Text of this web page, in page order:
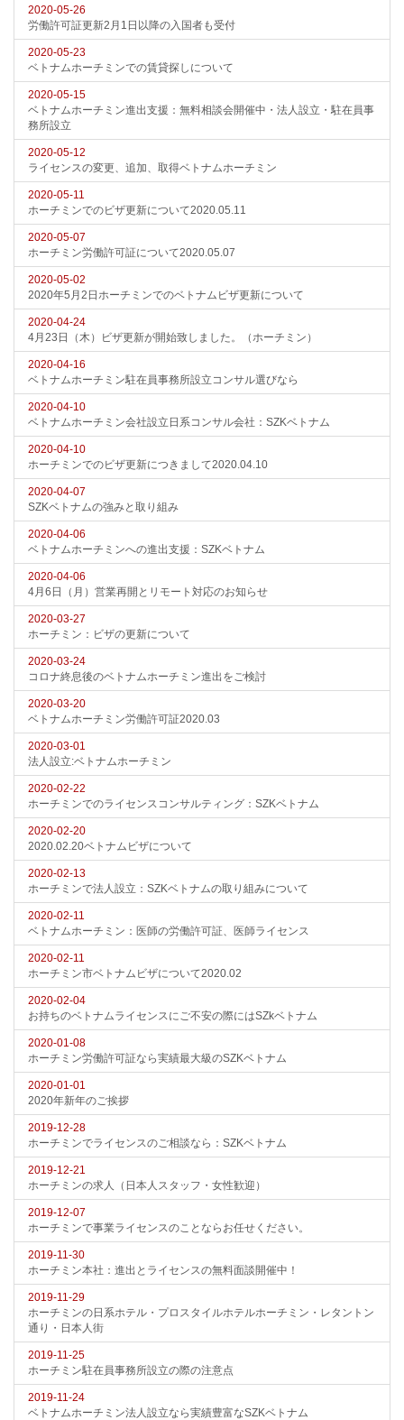
2020-05-26
労働許可証更新2月1日以降の入国者も受付
2020-05-23
ベトナムホーチミンでの賃貸探しについて
2020-05-15
ベトナムホーチミン進出支援：無料相談会開催中・法人設立・駐在員事
務所設立
2020-05-12
ライセンスの変更、追加、取得ベトナムホーチミン
2020-05-11
ホーチミンでのビザ更新について2020.05.11
2020-05-07
ホーチミン労働許可証について2020.05.07
2020-05-02
2020年5月2日ホーチミンでのベトナムビザ更新について
2020-04-24
4月23日（木）ビザ更新が開始致しました。（ホーチミン）
2020-04-16
ベトナムホーチミン駐在員事務所設立コンサル選びなら
2020-04-10
ベトナムホーチミン会社設立日系コンサル会社：SZKベトナム
2020-04-10
ホーチミンでのビザ更新につきまして2020.04.10
2020-04-07
SZKベトナムの強みと取り組み
2020-04-06
ベトナムホーチミンへの進出支援：SZKベトナム
2020-04-06
4月6日（月）営業再開とリモート対応のお知らせ
2020-03-27
ホーチミン：ビザの更新について
2020-03-24
コロナ終息後のベトナムホーチミン進出をご検討
2020-03-20
ベトナムホーチミン労働許可証2020.03
2020-03-01
法人設立:ベトナムホーチミン
2020-02-22
ホーチミンでのライセンスコンサルティング：SZKベトナム
2020-02-20
2020.02.20ベトナムビザについて
2020-02-13
ホーチミンで法人設立：SZKベトナムの取り組みについて
2020-02-11
ベトナムホーチミン：医師の労働許可証、医師ライセンス
2020-02-11
ホーチミン市ベトナムビザについて2020.02
2020-02-04
お持ちのベトナムライセンスにご不安の際にはSZkベトナム
2020-01-08
ホーチミン労働許可証なら実績最大級のSZKベトナム
2020-01-01
2020年新年のご挨拶
2019-12-28
ホーチミンでライセンスのご相談なら：SZKベトナム
2019-12-21
ホーチミンの求人（日本人スタッフ・女性歓迎）
2019-12-07
ホーチミンで事業ライセンスのことならお任せください。
2019-11-30
ホーチミン本社：進出とライセンスの無料面談開催中！
2019-11-29
ホーチミンの日系ホテル・プロスタイルホテルホーチミン・レタントン
通り・日本人街
2019-11-25
ホーチミン駐在員事務所設立の際の注意点
2019-11-24
ベトナムホーチミン法人設立なら実績豊富なSZKベトナム